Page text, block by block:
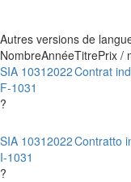
Autres versions de
NombreAnnéeTitrePrix /
SIA 1031
F-1031
?
2022Contrat
SIA 1031
I-1031
?
2022Contratto